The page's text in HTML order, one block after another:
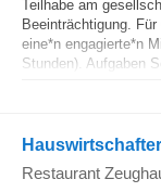
Teilhabe am
Beeinträchtigung.
eine*n engagierte*n
Stunden). Aufgaben
Restaurant